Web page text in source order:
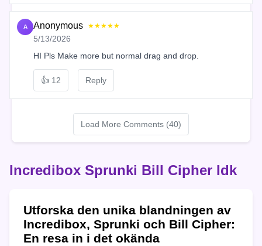
A Anonymous ★★★★★
5/13/2026
HI Pls Make more but normal drag and drop.
👍 12 Reply
Load More Comments (40)
Incredibox Sprunki Bill Cipher Idk
Utforska den unika blandningen av
Incredibox, Sprunki och Bill Cipher:
En resa in i det okända